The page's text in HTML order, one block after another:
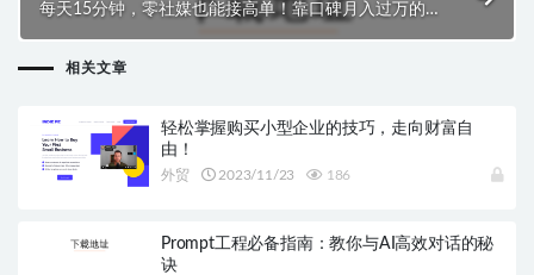
每天15分钟，零社媒也能接高单！靠口碑月入过万的
相关文章
轻松掌握购买小型企业的技巧，走向财富自
由！
外贸 2023/11/23 186
Prompt工程必备指南：教你与AI高效对话的秘
诀